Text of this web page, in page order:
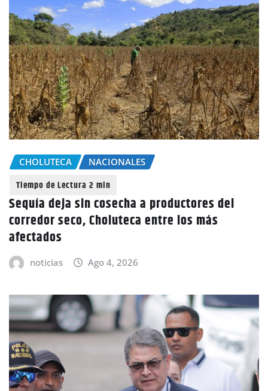
CHOLUTECA NACIONALES
Sequía deja sin cosecha a productores del
corredor seco, Choluteca entre los más
afectados
noticias Ago 4, 2026